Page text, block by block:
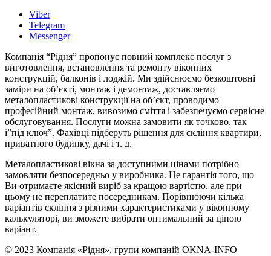
Viber
Telegram
Messenger
Компанія “Рідня” пропонує повний комплекс послуг з
виготовлення, встановлення та ремонту віконних
конструкцій, балконів і лоджій. Ми здійснюємо безкоштовні
заміри на об’єкті, монтаж і демонтаж, доставляємо
металопластикові конструкції на об’єкт, проводимо
професійний монтаж, вивозимо сміття і забезпечуємо сервісне
обслуговування. Послуги можна замовити як точково, так
і”під ключ”. Фахівці підберуть рішення для скління квартири,
приватного будинку, дачі і т. д.
Металопластикові вікна за доступними цінами потрібно
замовляти безпосередньо у виробника. Це гарантія того, що
Ви отримаєте якісний виріб за кращою вартістю, але при
цьому не переплатите посередникам. Порівнюючи кілька
варіантів скління з різними характеристиками у віконному
калькуляторі, ви зможете вибрати оптимальний за ціною
варіант.
© 2023 Компанія «Рідня». групи компаній OKNA-INFO